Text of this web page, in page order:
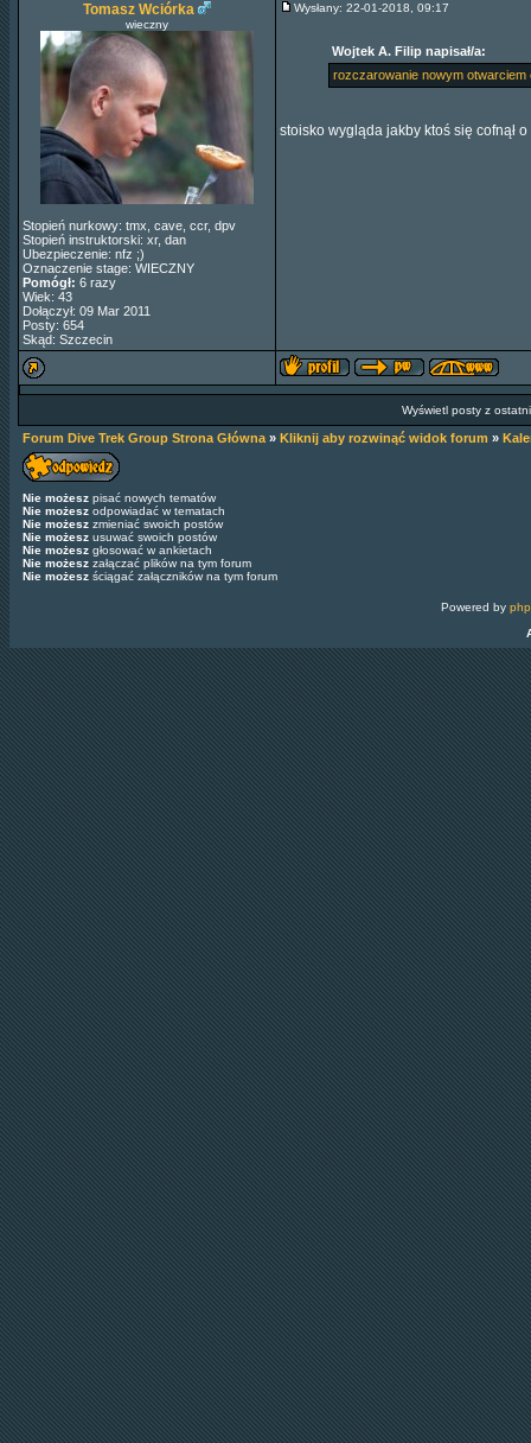
Tomasz Wciórka
wieczny
Stopień nurkowy: tmx, cave, ccr, dpv
Stopień instruktorski: xr, dan
Ubezpieczenie: nfz ;)
Oznaczenie stage: WIECZNY
Pomógł: 6 razy
Wiek: 43
Dołączył: 09 Mar 2011
Posty: 654
Skąd: Szczecin
Wysłany: 22-01-2018, 09:17
Wojtek A. Filip napisał/a:
rozczarowanie nowym otwarciem
stoisko wygląda jakby ktoś się cofnął o
Wyświetl posty z
Forum Dive Trek Group Strona Główna » Kliknij aby rozwinąć widok forum »
Nie możesz pisać nowych tematów
Nie możesz odpowiadać w tematach
Nie możesz zmieniać swoich postów
Nie możesz usuwać swoich postów
Nie możesz głosować w ankietach
Nie możesz załączać plików na tym forum
Nie możesz ściągać załączników na tym forum
Powered by